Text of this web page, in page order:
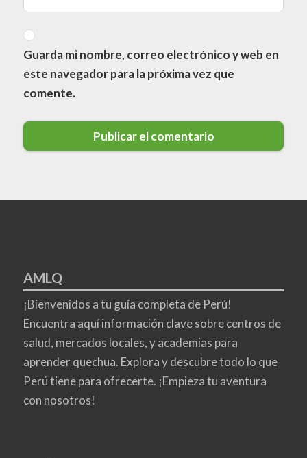
Guarda mi nombre, correo electrónico y web en
este navegador para la próxima vez que
comente.
AMLQ
¡Bienvenidos a tu guía completa de Perú!
Encuentra aquí información clave sobre centros de
salud, mercados locales, y academias para
aprender quechua. Explora y descubre todo lo que
Perú tiene para ofrecerte. ¡Empieza tu aventura
con nosotros!